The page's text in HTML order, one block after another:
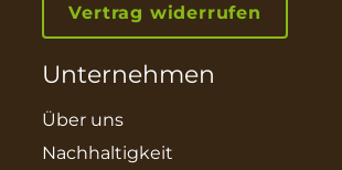
Vertrag widerrufen
Unternehmen
Über uns
Nachhaltigkeit